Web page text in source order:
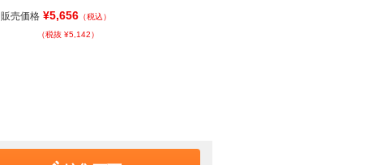
販売価格 ¥5,656 （税込）
（税抜 ¥5,142）